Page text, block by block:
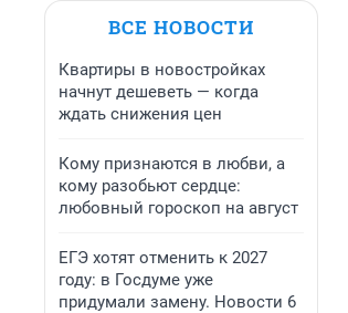
ВСЕ НОВОСТИ
Квартиры в новостройках
начнут дешеветь — когда
ждать снижения цен
Кому признаются в любви, а
кому разобьют сердце:
любовный гороскоп на август
ЕГЭ хотят отменить к 2027
году: в Госдуме уже
придумали замену. Новости 6